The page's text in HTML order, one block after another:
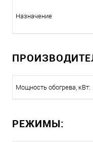
Назначение
Мощность обогрева, кВт:
РЕЖИМЫ: